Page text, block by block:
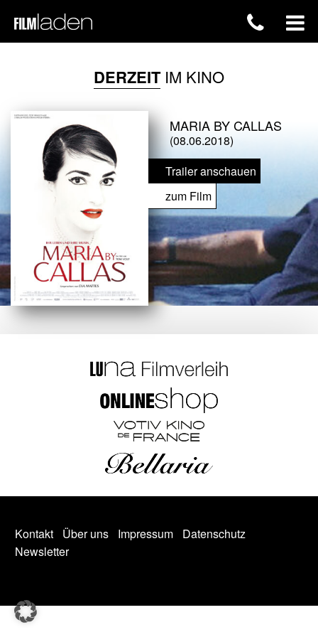
DERZEITIM KINO
MARIA BY CALLAS
(08.06.2018)
Trailer anschauen
zum Film
Kontakt Über uns Impressum
Datenschutz
Newsletter